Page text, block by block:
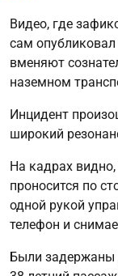
Видео, где
сам
вменяют
наземном
Инцидент
широкий
На кадрах
проносится по
одной рукой
телефон и
Были задержаны